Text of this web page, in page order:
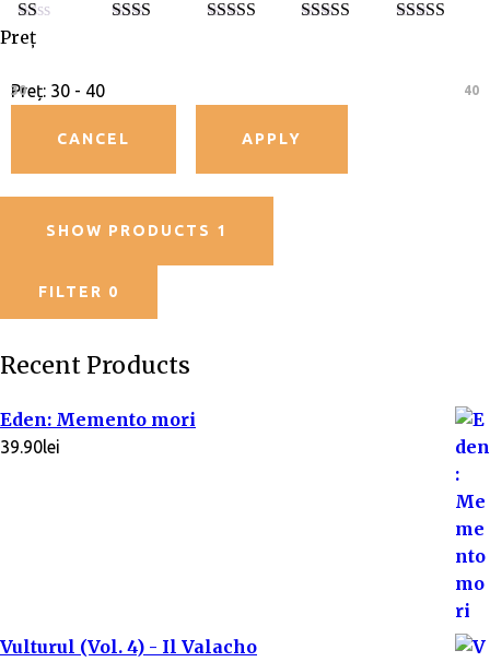
E
va
at
la
5
Preț
30 40
Preț: 30 - 40
SHOW PRODUCTS 1
FILTER 0
Recent Products
Eden: Memento mori
39.90lei
Vulturul (Vol. 4) - Il Valacho